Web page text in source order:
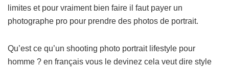
limites et pour vraiment bien faire il faut payer un
photographe pro pour prendre des photos de portrait.
Qu’est ce qu’un shooting photo portrait lifestyle pour
homme ? en français vous le devinez cela veut dire style